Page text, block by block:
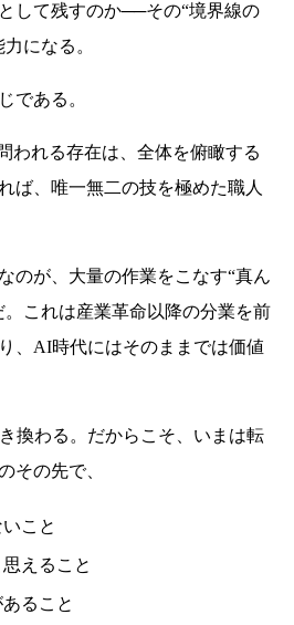
して残すのか──その“境界線の
になる。
である。
われる存在は、全体を俯瞰する
ば、唯一無二の技を極めた職人
のが、大量の作業をこなす“真ん
これは産業革命以降の分業を前
、AI時代にはそのままでは価値
換わる。だからこそ、いまは転
その先で、
こと
えること
ること